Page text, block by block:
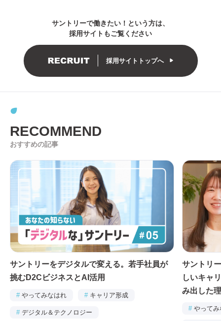
サントリーで働きたい！という方は、
採用サイトもご覧ください
採用サイトトップへ
RECOMMEND
おすすめの記事
サントリーをデジタルで変える。若手社員が
挑むD2CビジネスとAI活用
# やってみなはれ # キャリア形成
# デジタル＆テクノロジー
サントリ
しいキャ
み出した
# やって